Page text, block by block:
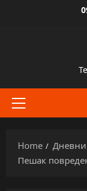
Primary
Home
Пешак